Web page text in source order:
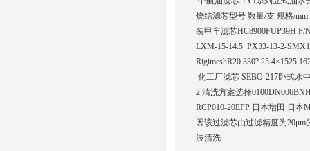
烧结滤芯型号 数量/支 规格/mm
装甲车滤芯HC8900FUP39H
LXM-15-14.5 PX33-13-2-
RigimeshR20 330? 25.4×1525
化工厂滤芯 SEBO-217卧式水
2 清洗方案选择
RCP010-20EPP 日本增田 日本
因该过滤芯由过滤精度为
波清洗